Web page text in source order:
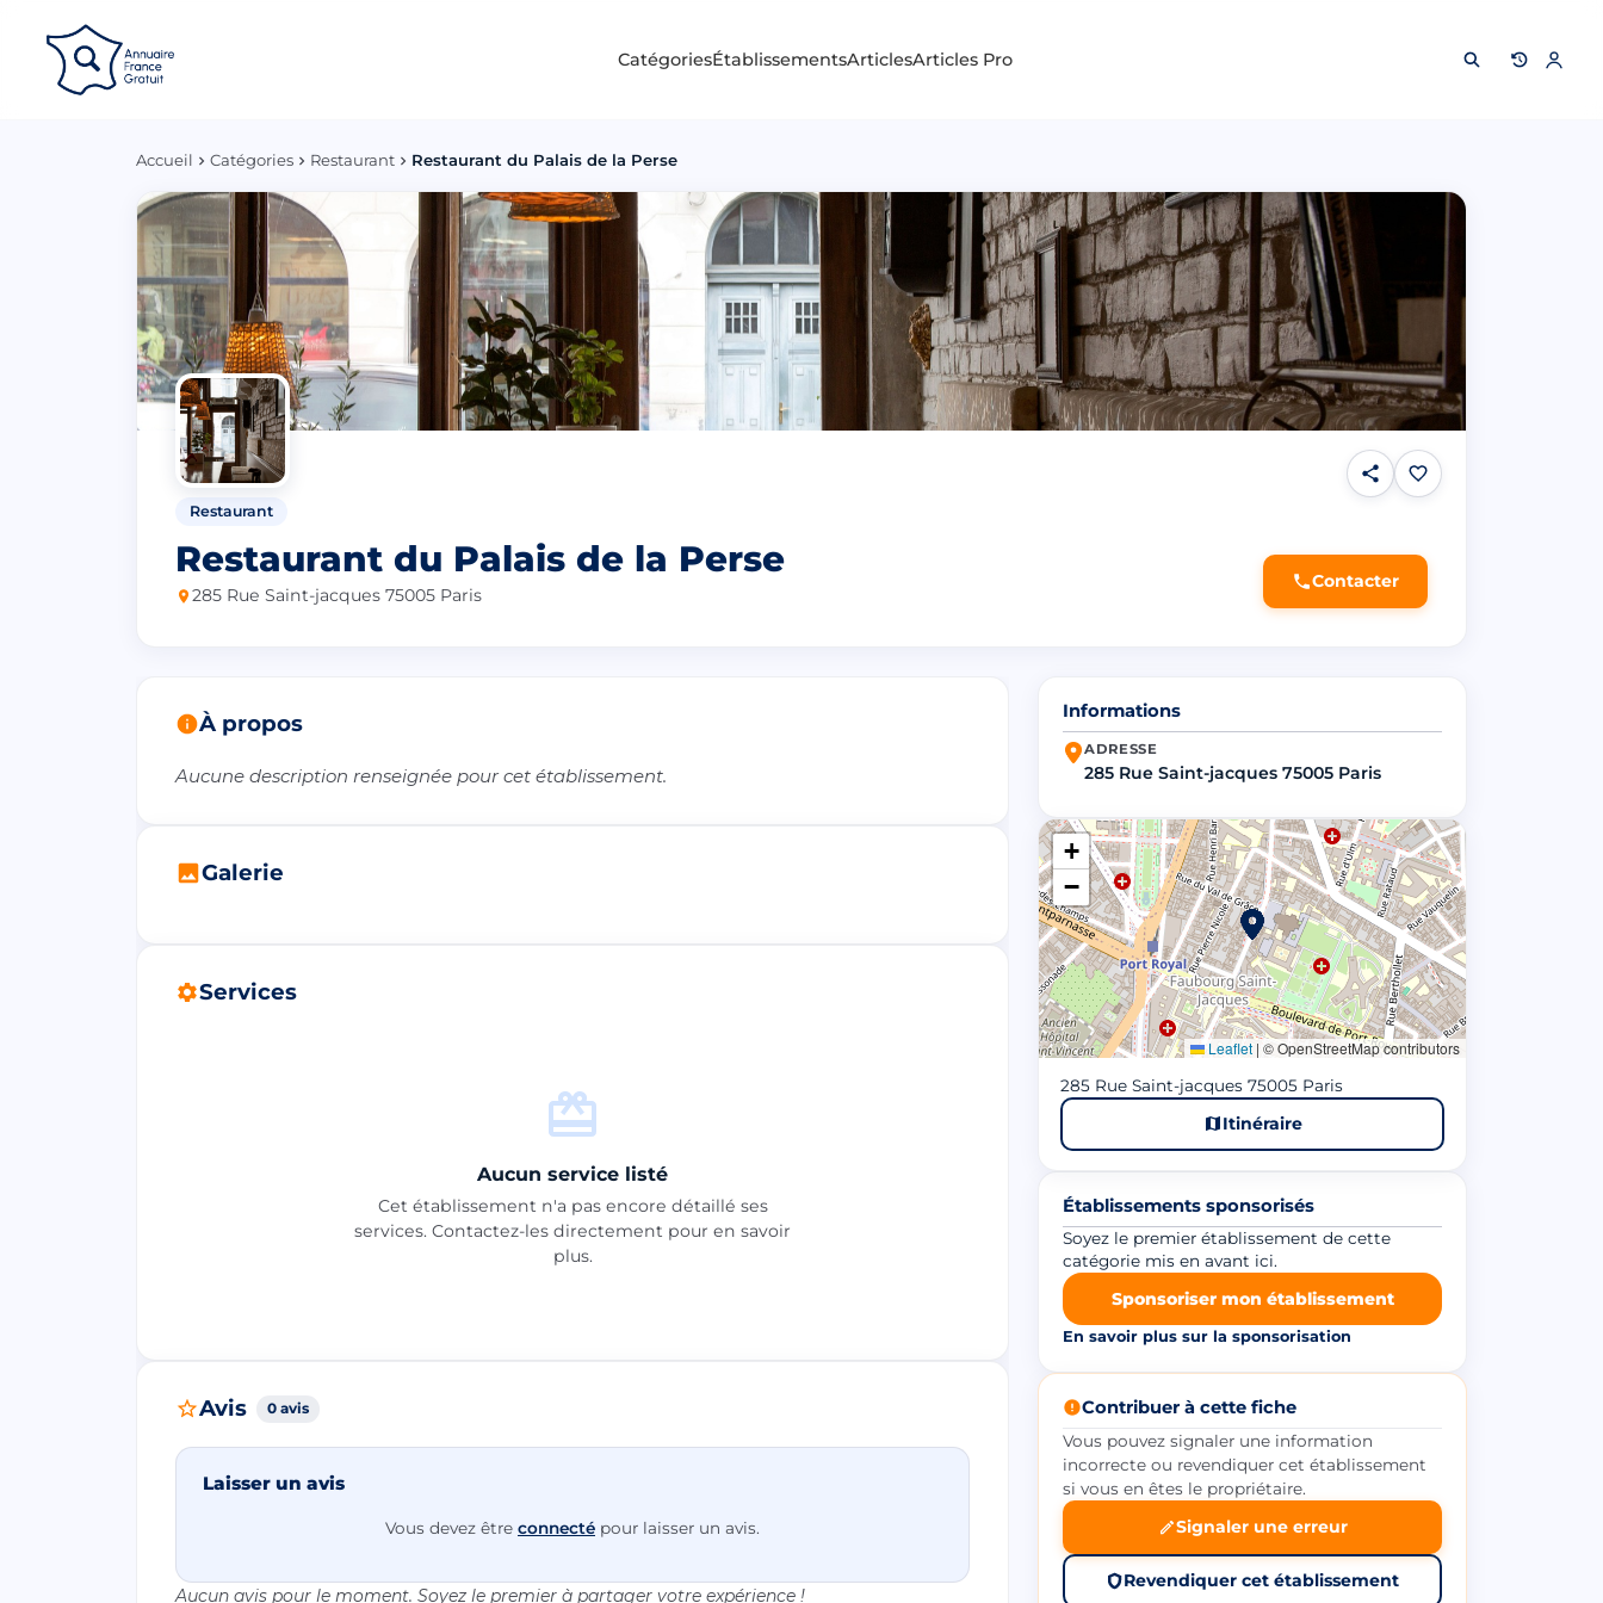
CatégoriesÉtablissementsArticlesArticles Pro
Accueil Catégories Restaurant Restaurant du Palais de la Perse
Restaurant
Restaurant du Palais de la Perse
285 Rue Saint-jacques 75005 Paris
Contacter
À propos
Aucune description renseignée pour cet établissement.
Galerie
Services
Aucun service listé
Cet établissement n'a pas encore détaillé ses
services. Contactez-les directement pour en savoir
plus.
Avis 0 avis
Laisser un avis
Vous devez être connecté pour laisser un avis.
Aucun avis pour le moment. Soyez le premier à partager votre expérience !
Informations
ADRESSE
285 Rue Saint-jacques 75005 Paris
+
−
Leaflet | © OpenStreetMap contributors
285 Rue Saint-jacques 75005 Paris
Itinéraire
Établissements sponsorisés
Soyez le premier établissement de cette
catégorie mis en avant ici.
Sponsoriser mon établissement
En savoir plus sur la sponsorisation
Contribuer à cette fiche
Vous pouvez signaler une information
incorrecte ou revendiquer cet établissement
si vous en êtes le propriétaire.
Signaler une erreur
Revendiquer cet établissement